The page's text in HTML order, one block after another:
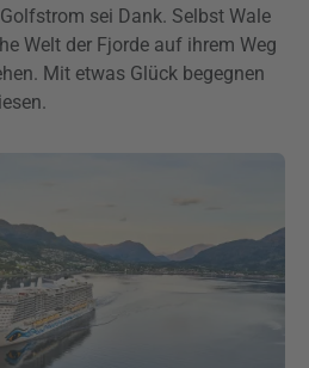
sei Dank. Selbst Wale
Welt der Fjorde auf ihrem Weg
Mit etwas Glück begegnen